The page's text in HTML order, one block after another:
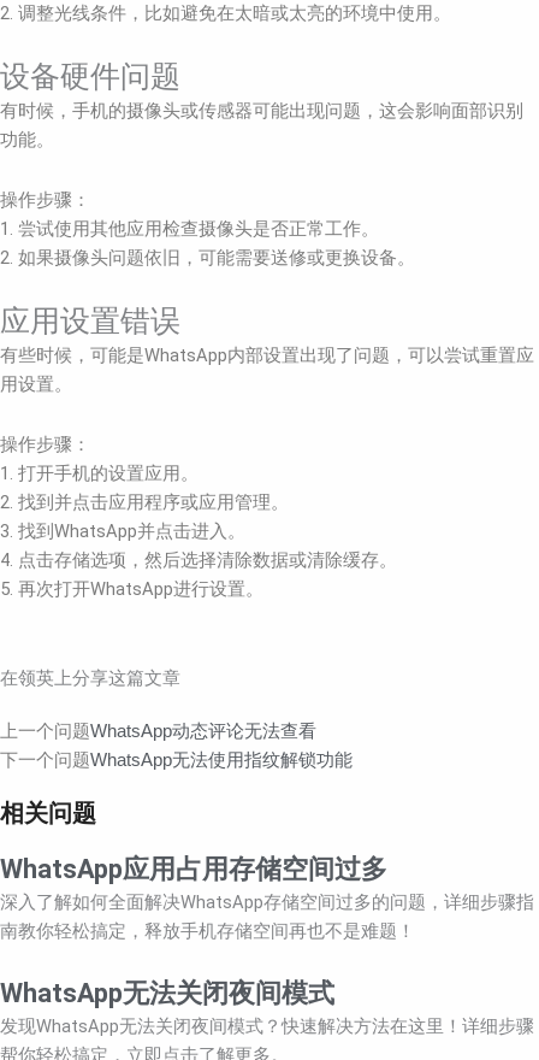
2. 调整光线条件，比如避免在太暗或太亮的环境中使用。
设备硬件问题
有时候，手机的摄像头或传感器可能出现问题，这会影响面部识别
功能。
操作步骤：
1. 尝试使用其他应用检查摄像头是否正常工作。
2. 如果摄像头问题依旧，可能需要送修或更换设备。
应用设置错误
有些时候，可能是WhatsApp内部设置出现了问题，可以尝试重置应
用设置。
操作步骤：
1. 打开手机的设置应用。
2. 找到并点击应用程序或应用管理。
3. 找到WhatsApp并点击进入。
4. 点击存储选项，然后选择清除数据或清除缓存。
5. 再次打开WhatsApp进行设置。
在领英上分享这篇文章
Prev
上一个问题WhatsApp动态评论无法查看
下一个问题WhatsApp无法使用指纹解锁功能
相关问题
WhatsApp应用占用存储空间过多
深入了解如何全面解决WhatsApp存储空间过多的问题，详细步骤指
南教你轻松搞定，释放手机存储空间再也不是难题！
WhatsApp无法关闭夜间模式
发现WhatsApp无法关闭夜间模式？快速解决方法在这里！详细步骤
帮你轻松搞定，立即点击了解更多。